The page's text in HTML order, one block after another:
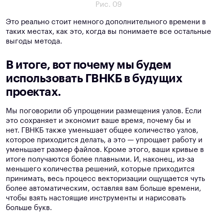
Рис. 09
Это реально стоит немного дополнительного времени в
таких местах, как это, когда вы понимаете все остальные
выгоды метода.
В итоге, вот почему мы будем
использовать ГВНКБ в будущих
проектах.
Мы поговорили об упрощении размещения узлов. Если
это сохраняет и экономит ваше время, почему бы и
нет. ГВНКБ также уменьшает общее количество узлов,
которое приходится делать, а это — упрощает работу и
уменьшает размер файлов. Кроме этого, ваши кривые в
итоге получаются более плавными. И, наконец, из-за
меньшего количества решений, которые приходится
принимать, весь процесс векторизации ощущается чуть
более автоматическим, оставляя вам больше времени,
чтобы взять настоящие инструменты и нарисовать
больше букв.